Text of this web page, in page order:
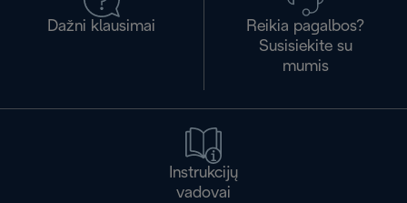
Dažni klausimai
Reikia pagalbos?
Susisiekite su
mumis
Instrukcijų
vadovai